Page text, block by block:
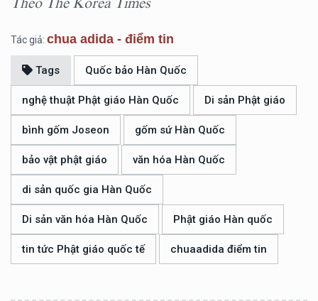
Tác giả: chua adida - điểm tin
Tags Quốc bảo Hàn Quốc
nghệ thuật Phật giáo Hàn Quốc Di sản Phật giáo
bình gốm Joseon gốm sứ Hàn Quốc
bảo vật phật giáo văn hóa Hàn Quốc
di sản quốc gia Hàn Quốc
Di sản văn hóa Hàn Quốc Phật giáo Hàn quốc
tin tức Phật giáo quốc tế chuaadida điểm tin